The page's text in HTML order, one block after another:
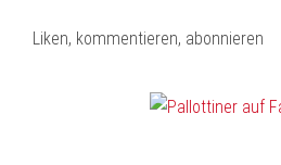
Liken, kommentieren, abonnieren